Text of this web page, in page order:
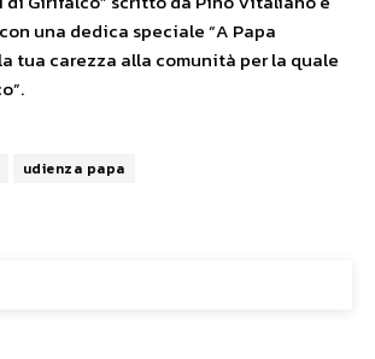
una dedica speciale “A Papa
tua carezza alla comunità per la quale
udienza papa